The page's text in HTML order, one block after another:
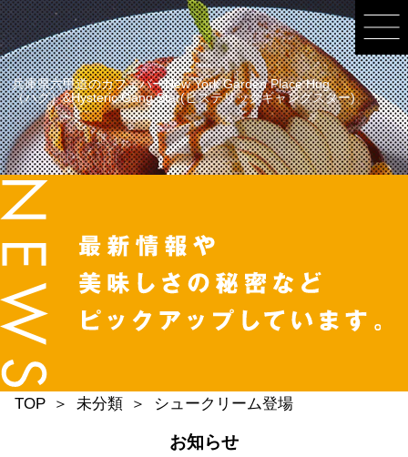
兵庫県六甲道のカフェバーNew York Garden Place Hug
（ハグ）&Hysteric Gang Star(ヒステリックギャングスター)
TOP 未分類 シュークリーム登場
お知らせ